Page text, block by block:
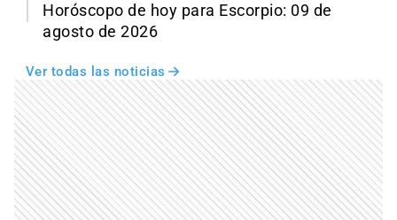
Horóscopo de hoy para Escorpio: 09 de
agosto de 2026
Ver todas las noticias